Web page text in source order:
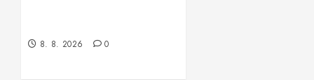
8. 8. 2026 0